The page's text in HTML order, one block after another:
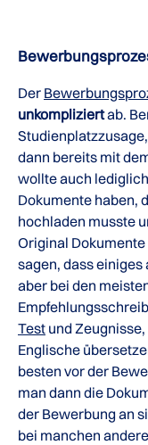
Der
unkompliziertab.
dann bereits mit
wollte auch
Dokumente haben,
hochladen musste
Original
sagen, dass
aber bei den
Test und
Englische
besten vor der
man dann die
der Bewerbung an
bei manchen